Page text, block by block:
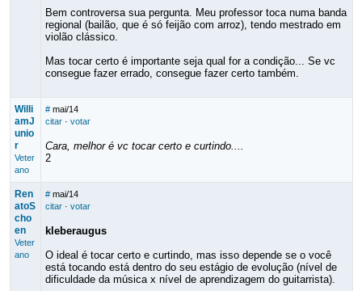
Bem controversa sua pergunta. Meu professor toca numa banda
regional (bailão, que é só feijão com arroz), tendo mestrado em
violão clássico.
Mas tocar certo é importante seja qual for a condição... Se vc
consegue fazer errado, consegue fazer certo também.
Willi
amJ
unio
r
Veter
ano
# mai/14
citar· votar
Cara, melhor é vc tocar certo e curtindo....
2
Ren
atoS
cho
en
Veter
ano
# mai/14
citar· votar
kleberaugus
O ideal é tocar certo e curtindo, mas isso depende se o você
está tocando está dentro do seu estágio de evolução (nível de
dificuldade da música x nível de aprendizagem do guitarrista).